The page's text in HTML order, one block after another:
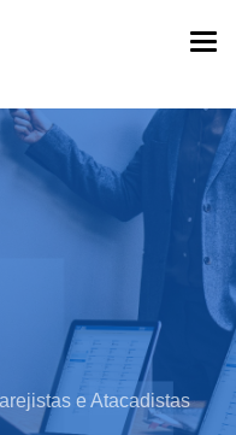
e Atacadistas